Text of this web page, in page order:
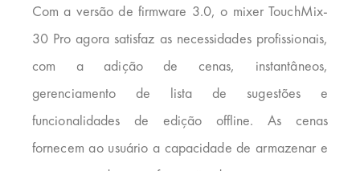
Com a versão de firmware 3.0, o mixer TouchMix-
30 Pro agora satisfaz as necessidades profissionais,
com a adição de cenas, instantâneos,
gerenciamento de lista de sugestões e
funcionalidades de edição offline. As cenas
fornecem ao usuário a capacidade de armazenar e